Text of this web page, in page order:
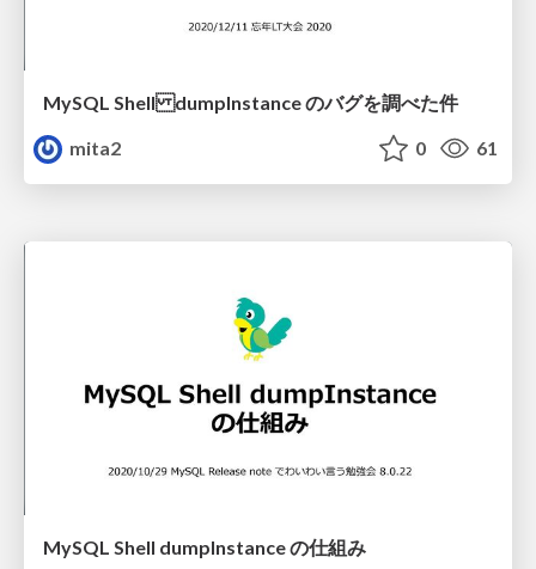
MySQL Shell dumpInstance のバグを調べた件
mita2
0 61
MySQL Shell dumpInstance の仕組み